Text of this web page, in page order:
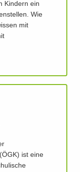
Kindern ein
Wie
mit
ist eine